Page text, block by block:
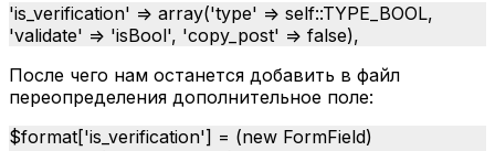
'is_verification' => array('type' => self::TYPE_BOOL,
'validate' => 'isBool', 'copy_post' => false),
После чего нам останется добавить в файл
переопределения дополнительное поле:
$format['is_verification'] = (new FormField)